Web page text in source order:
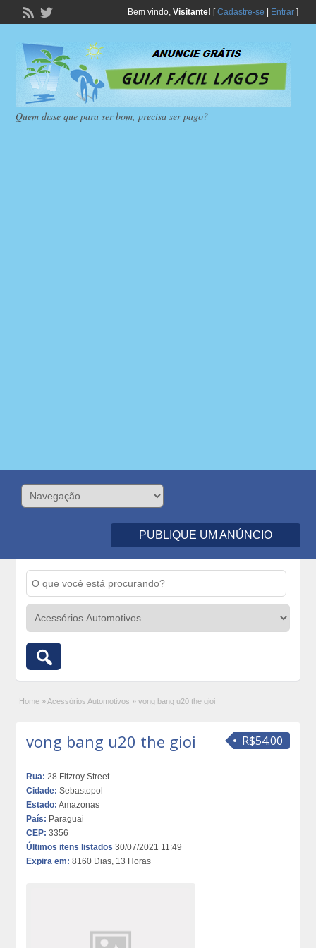
Bem vindo, Visitante! [Cadastre-se Entrar]
Quem disse que para ser bom, precisa ser pago?
PUBLIQUE UM ANÚNCIO
Home » Acessórios Automotivos » vong bang u20 the gioi
R$54.00
vong bang u20 the gioi
Rua: 28 Fitzroy Street
Cidade: Sebastopol
Estado: Amazonas
País: Paraguai
CEP: 3356
Últimos itens listados 30/07/2021 11:49
Expira em: 8160 Dias, 13 Horas